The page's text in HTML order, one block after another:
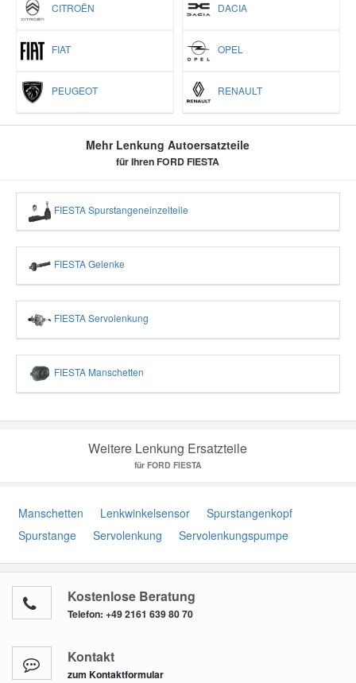
CITROËN DACIA
FIAT OPEL
PEUGEOT RENAULT
Mehr Lenkung Autoersatzteile
für Ihren FORD FIESTA
FIESTA Spurstangeneinzelteile
FIESTA Gelenke
FIESTA Servolenkung
FIESTA Manschetten
Weitere Lenkung Ersatzteile
für FORD FIESTA
Manschetten Lenkwinkelsensor
Spurstangenkopf
Spurstange
Servolenkung Servolenkungspumpe
Kostenlose Beratung
Telefon: +49 2161 639 80 70
Kontakt
zum Kontaktformular